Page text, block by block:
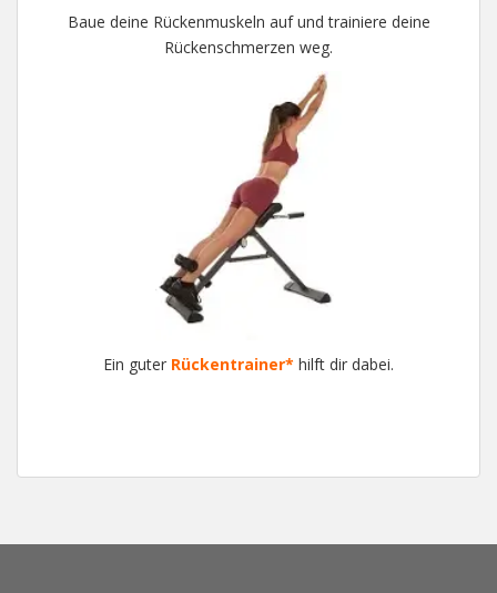
Baue deine Rückenmuskeln auf und trainiere deine
Rückenschmerzen weg.
Ein guter Rückentrainer* hilft dir dabei.